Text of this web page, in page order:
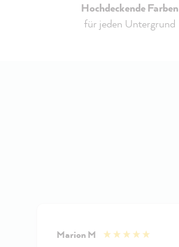
Hochdeckende Farben
für jeden Untergrund
Marion M